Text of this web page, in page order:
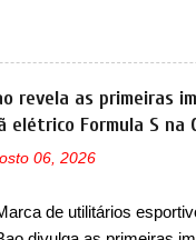
chegada do motor T200,
Pulse e Fastback.
do que uma picape, é
no mercado
anos era improvável
só a Strada fez. Mais
viva que time que
revelou as primeiras
visual para um
sedãs elétricos na China,
Trata-se do Seal 06
um ano. O modelo
traseira, que vão
revela as primeiras
elétrico Formula S na
06, 2026
de utilitários